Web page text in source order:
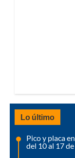
Lo último
Pico y placa
del 10 al 17